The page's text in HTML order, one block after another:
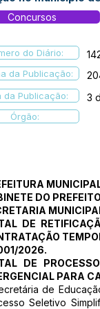
Concursos
do Diário:
da Publicação:
da Publicação: 3
Órgão:
DO PREFEITO
DE
2026.
DE
PARA
de
Seletivo